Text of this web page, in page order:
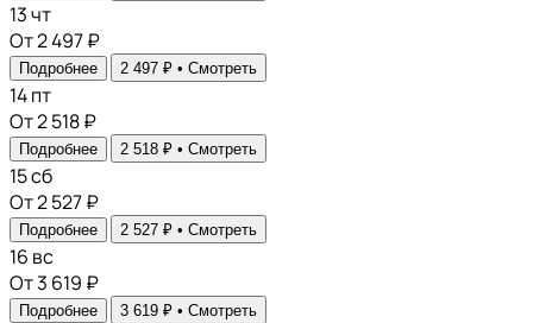
13чт
От 2 497 ₽
Подробнее 2 497 ₽ • Смотреть
14пт
От 2 518 ₽
Подробнее 2 518 ₽ • Смотреть
15сб
От 2 527 ₽
Подробнее 2 527 ₽ • Смотреть
16 вс
От 3 619 ₽
Подробнее 3 619 ₽ • Смотреть